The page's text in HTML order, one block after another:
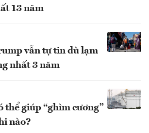
13 năm
vẫn tự tin dù lạm
nhất 3 năm
thể giúp “ghìm cương”
nào?